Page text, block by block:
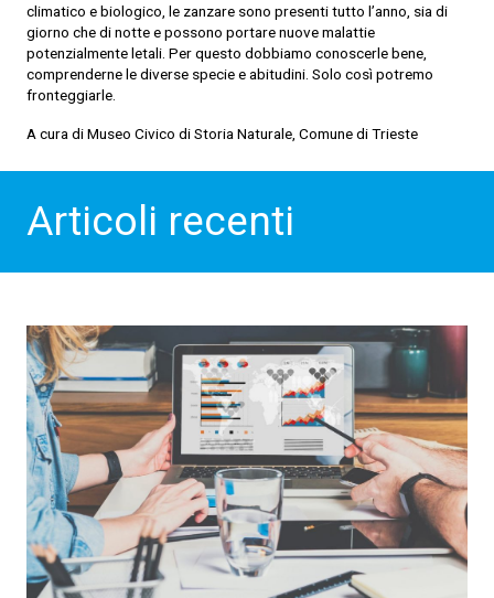
climatico e biologico, le zanzare sono presenti tutto l’anno, sia di
giorno che di notte e possono portare nuove malattie
potenzialmente letali. Per questo dobbiamo conoscerle bene,
comprenderne le diverse specie e abitudini. Solo così potremo
fronteggiarle.
A cura di Museo Civico di Storia Naturale, Comune di Trieste
Articoli recenti